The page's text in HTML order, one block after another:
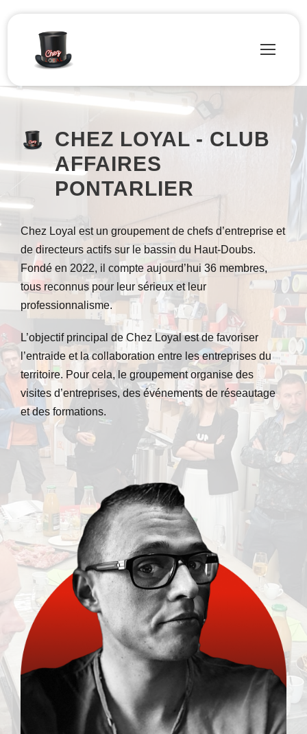
CHEZ LOYAL - CLUB
AFFAIRES
PONTARLIER
Chez Loyal est un groupement de chefs d’entreprise et
de directeurs actifs sur le bassin du Haut-Doubs.
Fondé en 2022, il compte aujourd’hui 36 membres,
tous reconnus pour leur sérieux et leur
professionnalisme.
L’objectif principal de Chez Loyal est de favoriser
l’entraide et la collaboration entre les entreprises du
territoire. Pour cela, le groupement organise des
visites d’entreprises, des événements de réseautage
et des formations.